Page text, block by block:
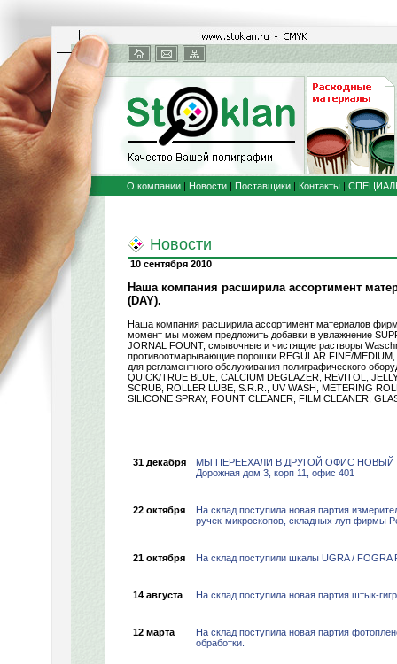
О компании | Новости | Поставщики | Контакты |
Новости
10 сентября 2010
Наша компания расширила ассортимент
(DAY).
Наша компания расширила ассортимент материалов
момент мы можем предложить добавки в увлажнение
JORNAL FOUNT, смывочные и чистящие растворы
противоотмарывающие порошки REGULAR FINE/
для регламентного обслуживания полиграфического
QUICK/TRUE BLUE, CALCIUM DEGLAZER, REVITOL,
SCRUB, ROLLER LUBE, S.R.R., UV WASH, METERING
SILICONE SPRAY, FOUNT CLEANER, FILM CLEANER,
31 декабря
МЫ ПЕРЕЕХАЛИ В ДРУГОЙ ОФИС НОВЫЙ
Дорожная дом 3, корп 11, офис 401
22 октября
На склад поступила новая партия
ручек-микроскопов, складных луп фирмы
21 октября На склад поступили шкалы UGRA / FOGRA
14 августа На склад поступила новая партия штык-
12 марта
На склад поступила новая партия
обработки.